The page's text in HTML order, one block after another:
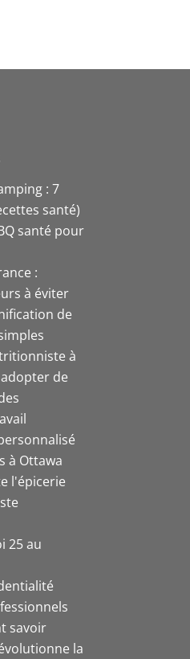
: 7
santé)
santé pour
:
à éviter
de
à
de
à Ottawa
l'épicerie
25 au
savoir
la